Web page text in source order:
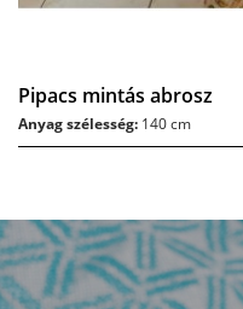
Pipacs mintás abrosz
Anyag szélesség: 140 cm